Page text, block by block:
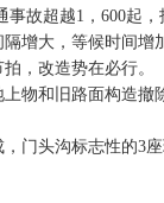
故超越1，600起，
隔增大，等候时间增
，改造势在必行。
和旧路面构造撤
门头沟标志性的3